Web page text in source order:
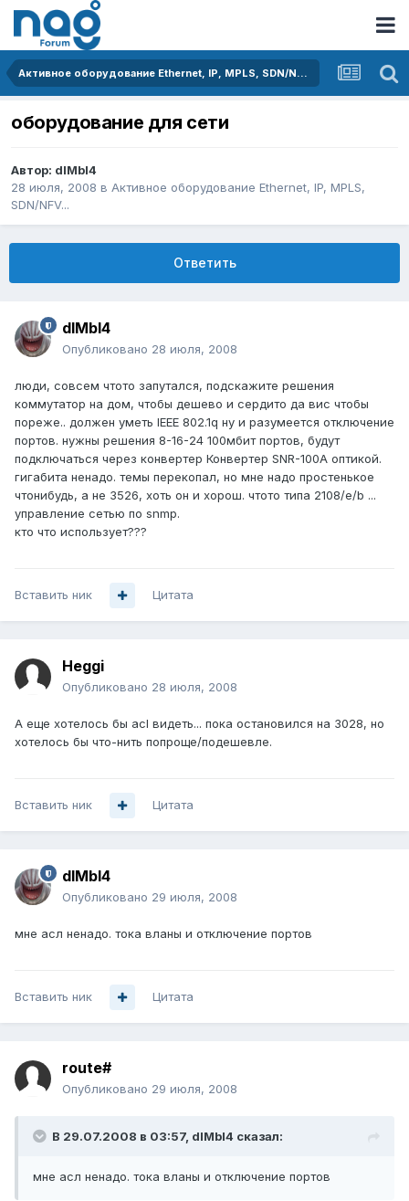
Активное оборудование Ethernet, IP, MPLS, SDN/NFV...
оборудование для сети
Автор: dIMbI4
28 июля, 2008 в Активное оборудование Ethernet, IP, MPLS,
SDN/NFV...
Ответить
dIMbI4
Опубликовано 28 июля, 2008
люди, совсем чтото запутался, подскажите решения
коммутатор на дом, чтобы дешево и сердито да вис чтобы
пореже.. должен уметь IEEE 802.1q ну и разумеется отключение
портов. нужны решения 8-16-24 100мбит портов, будут
подключаться через конвертер Конвертер SNR-100A оптикой.
гигабита ненадо. темы перекопал, но мне надо простенькое
чтонибудь, а не 3526, хоть он и хорош. чтото типа 2108/e/b ...
управление сетью по snmp.
кто что использует???
Вставить ник Цитата
Heggi
Опубликовано 28 июля, 2008
А еще хотелось бы acl видеть... пока остановился на 3028, но
хотелось бы что-нить попроще/подешевле.
Вставить ник Цитата
dIMbI4
Опубликовано 29 июля, 2008
мне асл ненадо. тока вланы и отключение портов
Вставить ник Цитата
route#
Опубликовано 29 июля, 2008
В 29.07.2008 в 03:57, dIMbI4 сказал:
мне асл ненадо. тока вланы и отключение портов